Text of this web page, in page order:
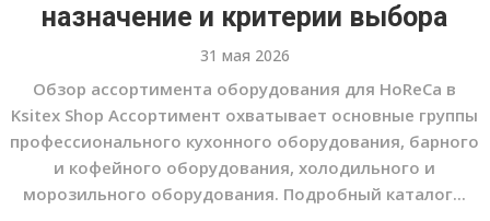
назначение и критерии выбора
31 мая 2026
Обзор ассортимента оборудования для HoReCa в
Ksitex Shop Ассортимент охватывает основные группы
профессионального кухонного оборудования, барного
и кофейного оборудования, холодильного и
морозильного оборудования. Подробный каталог...